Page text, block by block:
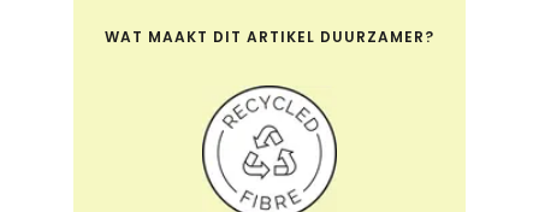
WAT MAAKT DIT ARTIKEL DUURZAMER?